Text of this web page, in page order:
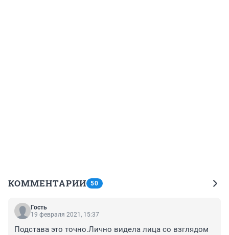
КОММЕНТАРИИ 50
Гость
19 февраля 2021, 15:37
Подстава это точно.Лично видела лица со взглядом